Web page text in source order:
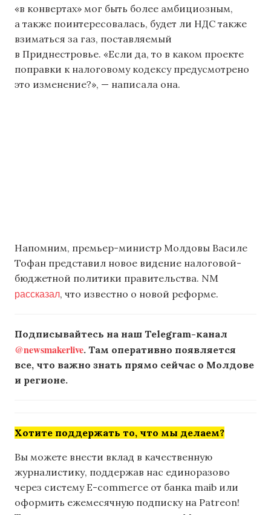
«в конвертах» мог быть более амбициозным,
а также поинтересовалась, будет ли НДС также
взиматься за газ, поставляемый
в Приднестровье. «Если да, то в каком проекте
поправки к налоговому кодексу предусмотрено
это изменение?», — написала она.
Напомним, премьер-министр Молдовы Василе
Тофан представил новое видение налоговой-
бюджетной политики правительства. NM
рассказал, что известно о новой реформе.
Подписывайтесь на наш Telegram-канал
@newsmakerlive. Там оперативно появляется
все, что важно знать прямо сейчас о Молдове
и регионе.
Хотите поддержать то, что мы делаем?
Вы можете внести вклад в качественную
журналистику, поддержав нас единоразово
через систему E-commerce от банка maib или
оформить ежемесячную подписку на Patreon!